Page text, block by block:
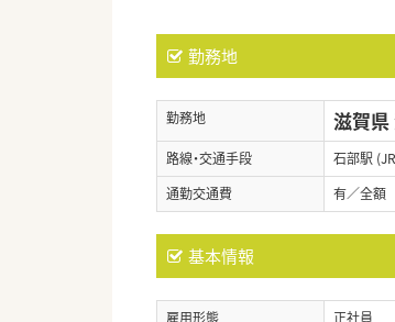
勤務地
勤務地 滋賀県
路線・交通手段
石部駅
通勤交通費
有／全額
基本情報
雇用形態
正社員